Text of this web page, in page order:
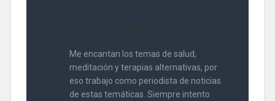
Me encantan los temas de salud,
meditación y terapias alternativas, por
eso trabajo como periodista de noticias
de estas temáticas. Siempre intento